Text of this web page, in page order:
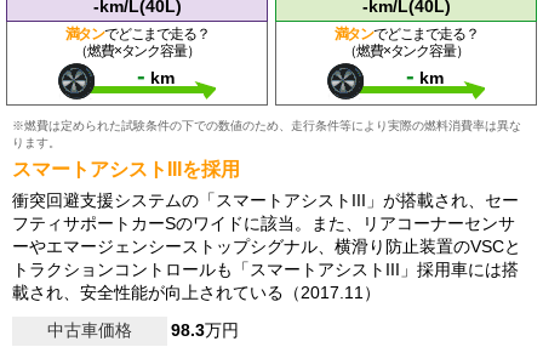
-km/L(40L)
満タンでどこまで走る？
（燃費×タンク容量）
- km
-km/L(40L)
満タンでどこまで走る？
（燃費×タンク容量）
- km
※燃費は定められた試験条件の下での数値のため、走行条件等により実際の燃料消費率は異な
ります。
スマートアシストIIIを採用
衝突回避支援システムの「スマートアシストIII」が搭載され、セー
フティサポートカーSのワイドに該当。また、リアコーナーセンサ
ーやエマージェンシーストップシグナル、横滑り防止装置のVSCと
トラクションコントロールも「スマートアシストIII」採用車には搭
載され、安全性能が向上されている（2017.11）
中古車価格
98.3万円